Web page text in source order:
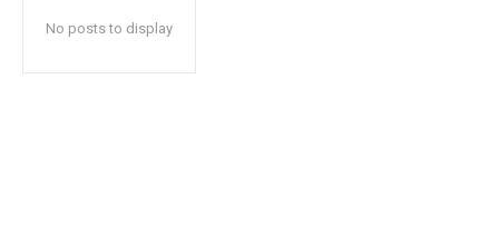
No posts to display